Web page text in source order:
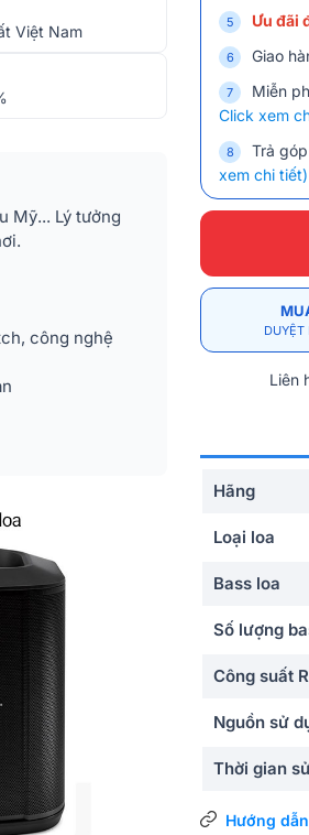
Việt Nam
Mỹ... Lý tưởng
công nghệ
Ưu đãi
Giao
Miễn
Click xem
Trả
xem chi tiết)
DUYỆT
Liên
Hãng
Loại loa
Bass loa
Số lượng
Công suất
Nguồn sử
Thời gian
Thời gian
Hướng